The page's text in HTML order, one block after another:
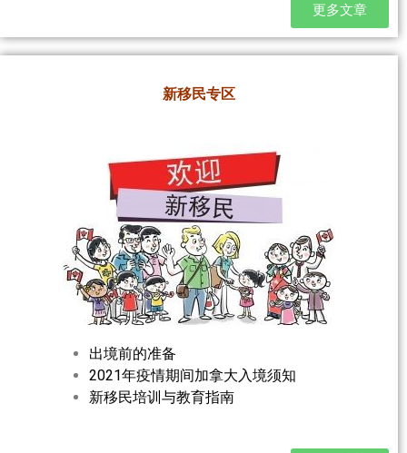
更多文章
新移民专区
出境前的准备
2021年疫情期间加拿大入境须知
新移民培训与教育指南